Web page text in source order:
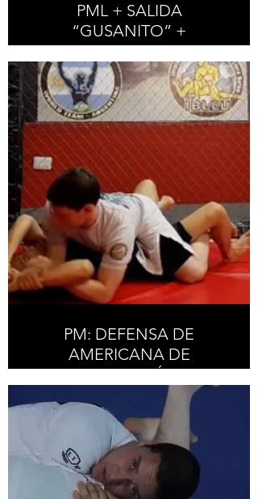
PML + SALIDA
“GUSANITO” +
EJERCICIO “GUSANITO”
/ MPS + SHRIMP ESCAPE
+ SHRIMP DRILL
PM: DEFENSA DE
AMERICANA DE
HOMBRO: TOMÁNDOSE
LAS MANOS /
AMERICANA DEFENSE
FROM MP: HOLDING
HANDS